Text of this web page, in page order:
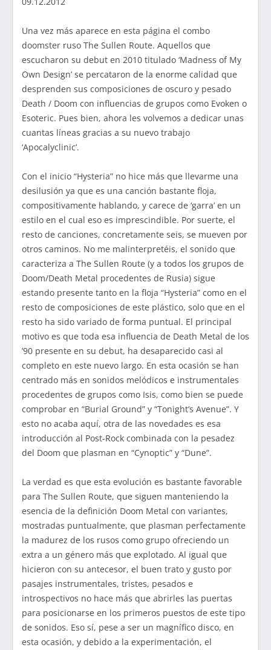
Una vez más aparece en esta página el combo
doomster ruso The Sullen Route. Aquellos que
escucharon su debut en 2010 titulado ‘Madness of My
Own Design’ se percataron de la enorme calidad que
desprenden sus composiciones de oscuro y pesado
Death / Doom con influencias de grupos como Evoken o
Esoteric. Pues bien, ahora les volvemos a dedicar unas
cuantas líneas gracias a su nuevo trabajo
‘Apocalyclinic’.
Con el inicio “Hysteria” no hice más que llevarme una
desilusión ya que es una canción bastante floja,
compositivamente hablando, y carece de ‘garra’ en un
estilo en el cual eso es imprescindible. Por suerte, el
resto de canciones, concretamente seis, se mueven por
otros caminos. No me malinterpretéis, el sonido que
caracteriza a The Sullen Route (y a todos los grupos de
Doom/Death Metal procedentes de Rusia) sigue
estando presente tanto en la floja “Hysteria” como en el
resto de composiciones de este plástico, solo que en el
resto ha sido variado de forma puntual. El principal
motivo es que toda esa influencia de Death Metal de los
’90 presente en su debut, ha desaparecido casi al
completo en este nuevo largo. En esta ocasión se han
centrado más en sonidos melódicos e instrumentales
procedentes de grupos como Isis, como bien se puede
comprobar en “Burial Ground” y “Tonight’s Avenue”. Y
esto no acaba aquí, otra de las novedades es esa
introducción al Post-Rock combinada con la pesadez
del Doom que plasman en “Cynoptic” y “Dune”.
La verdad es que esta evolución es bastante favorable
para The Sullen Route, que siguen manteniendo la
esencia de la definición Doom Metal con variantes,
mostradas puntualmente, que plasman perfectamente
la madurez de los rusos como grupo ofreciendo un
extra a un género más que explotado. Al igual que
hicieron con su antecesor, el buen trato y gusto por
pasajes instrumentales, tristes, pesados e
introspectivos no hace más que abrirles las puertas
para posicionarse en los primeros puestos de este tipo
de sonidos. Eso sí, pese a ser un magnífico disco, en
esta ocasión, y debido a la experimentación, el